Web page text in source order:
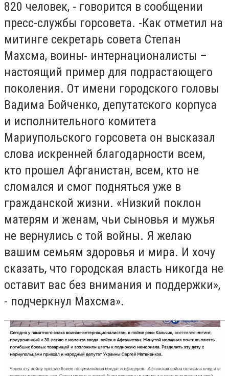
820 человек, - говорится в сообщении
пресс-службы горсовета. -Как отметил на
митинге секретарь совета Степан
Махсма, воины- интернационалисты –
настоящий пример для подрастающего
поколения. От имени городского головы
Вадима Бойченко, депутатского корпуса
и исполнительного комитета
Мариупольского горсовета он высказал
слова искренней благодарности всем,
кто прошел Афганистан, всем, кто не
сломался и смог подняться уже в
гражданской жизни. «Низкий поклон
матерям и женам, чьи сыновья и мужья
не вернулись с той войны. Я желаю
вашим семьям здоровья и мира. И хочу
сказать, что городская власть никогда не
оставит вас без внимания и поддержки»,
- подчеркнул Махсма».